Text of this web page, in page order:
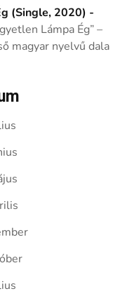
(Single, 2020) -
Lámpa Ég” –
magyar nyelvű dala